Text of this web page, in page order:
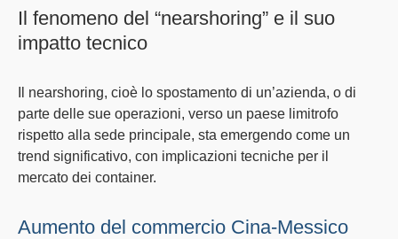
Il fenomeno del “nearshoring” e il suo
impatto tecnico
nearshoring, cioè lo spostamento di un’azienda, o di
parte delle sue operazioni, verso un paese limitrofo
rispetto alla sede principale, sta emergendo come un
trend significativo, con implicazioni tecniche per il
mercato dei container.
Aumento del commercio Cina-Messico